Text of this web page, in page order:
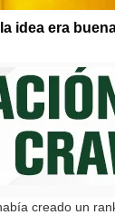
idea era
creado un